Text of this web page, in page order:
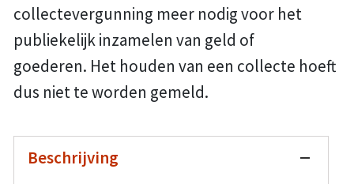
collectevergunning meer nodig voor het
publiekelijk inzamelen van geld of
goederen. Het houden van een collecte hoeft
dus niet te worden gemeld.
Beschrijving